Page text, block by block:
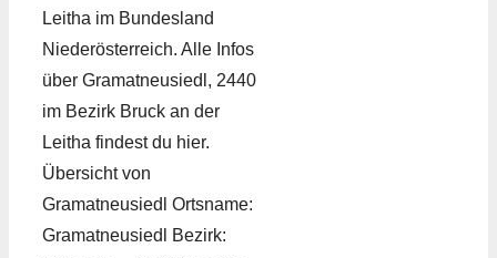
Leitha im Bundesland
Niederösterreich. Alle Infos
über Gramatneusiedl, 2440
im Bezirk Bruck an der
Leitha findest du hier.
Übersicht von
Gramatneusiedl Ortsname:
Gramatneusiedl Bezirk: